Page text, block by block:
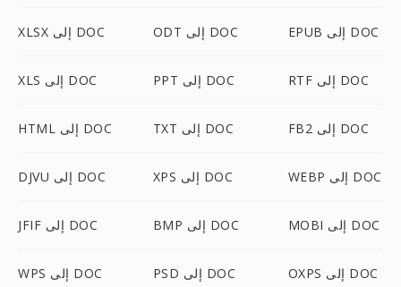
XLSX إلى DOC ODT إلى DOC EPUB إلى DOC
XLS إلى DOC PPT إلى DOC RTF إلى DOC
HTML إلى DOC TXT إلى DOC FB2 إلى DOC
DJVU إلى DOC XPS إلى DOC WEBP إلى DOC
JFIF إلى DOC BMP إلى DOC MOBI إلى DOC
WPS إلى DOC PSD إلى DOC OXPS إلى DOC